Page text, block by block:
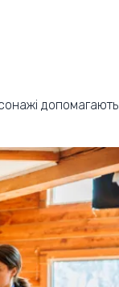
допомагають